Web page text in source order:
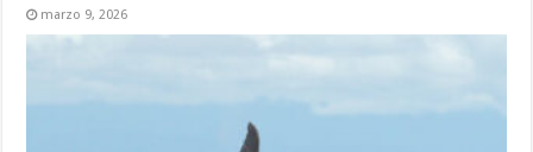
marzo 9, 2026